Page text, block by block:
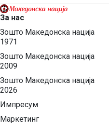
За нас
Зошто Македонска нација
1971
Зошто Македонска нација
2009
Зошто Македонска нација
2026
Импресум
Маркетинг